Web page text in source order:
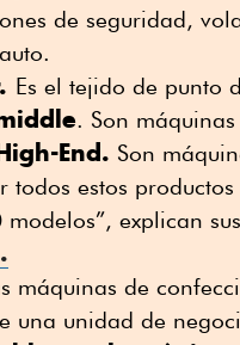
de seguridad,
Es el tejido de punto
. Son
End. Son
todos estos
modelos”, explican
máquinas de
una unidad de